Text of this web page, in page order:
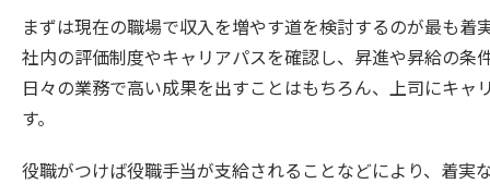
まずは現在の職場で収入を増やす道を検討するのが最も着
社内の評価制度やキャリアパスを確認し、昇進や昇給の条
日々の業務で高い成果を出すことはもちろん、上司にキ
す。
役職がつけば役職手当が支給されることなどにより、着実